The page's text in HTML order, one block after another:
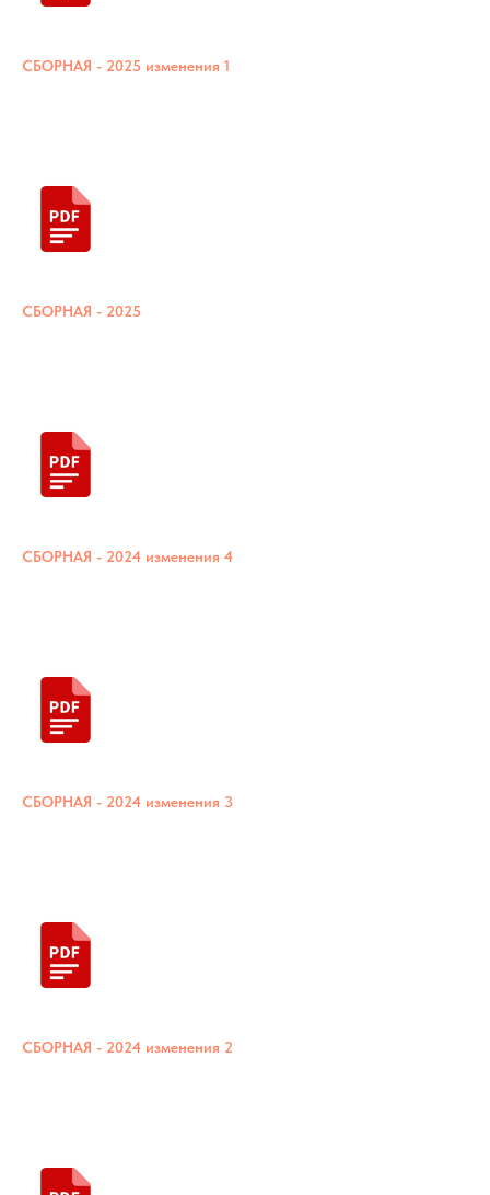
СБОРНАЯ - 2025 изменения 1
СБОРНАЯ - 2025
СБОРНАЯ - 2024 изменения 4
СБОРНАЯ - 2024 изменения 3
СБОРНАЯ - 2024 изменения 2